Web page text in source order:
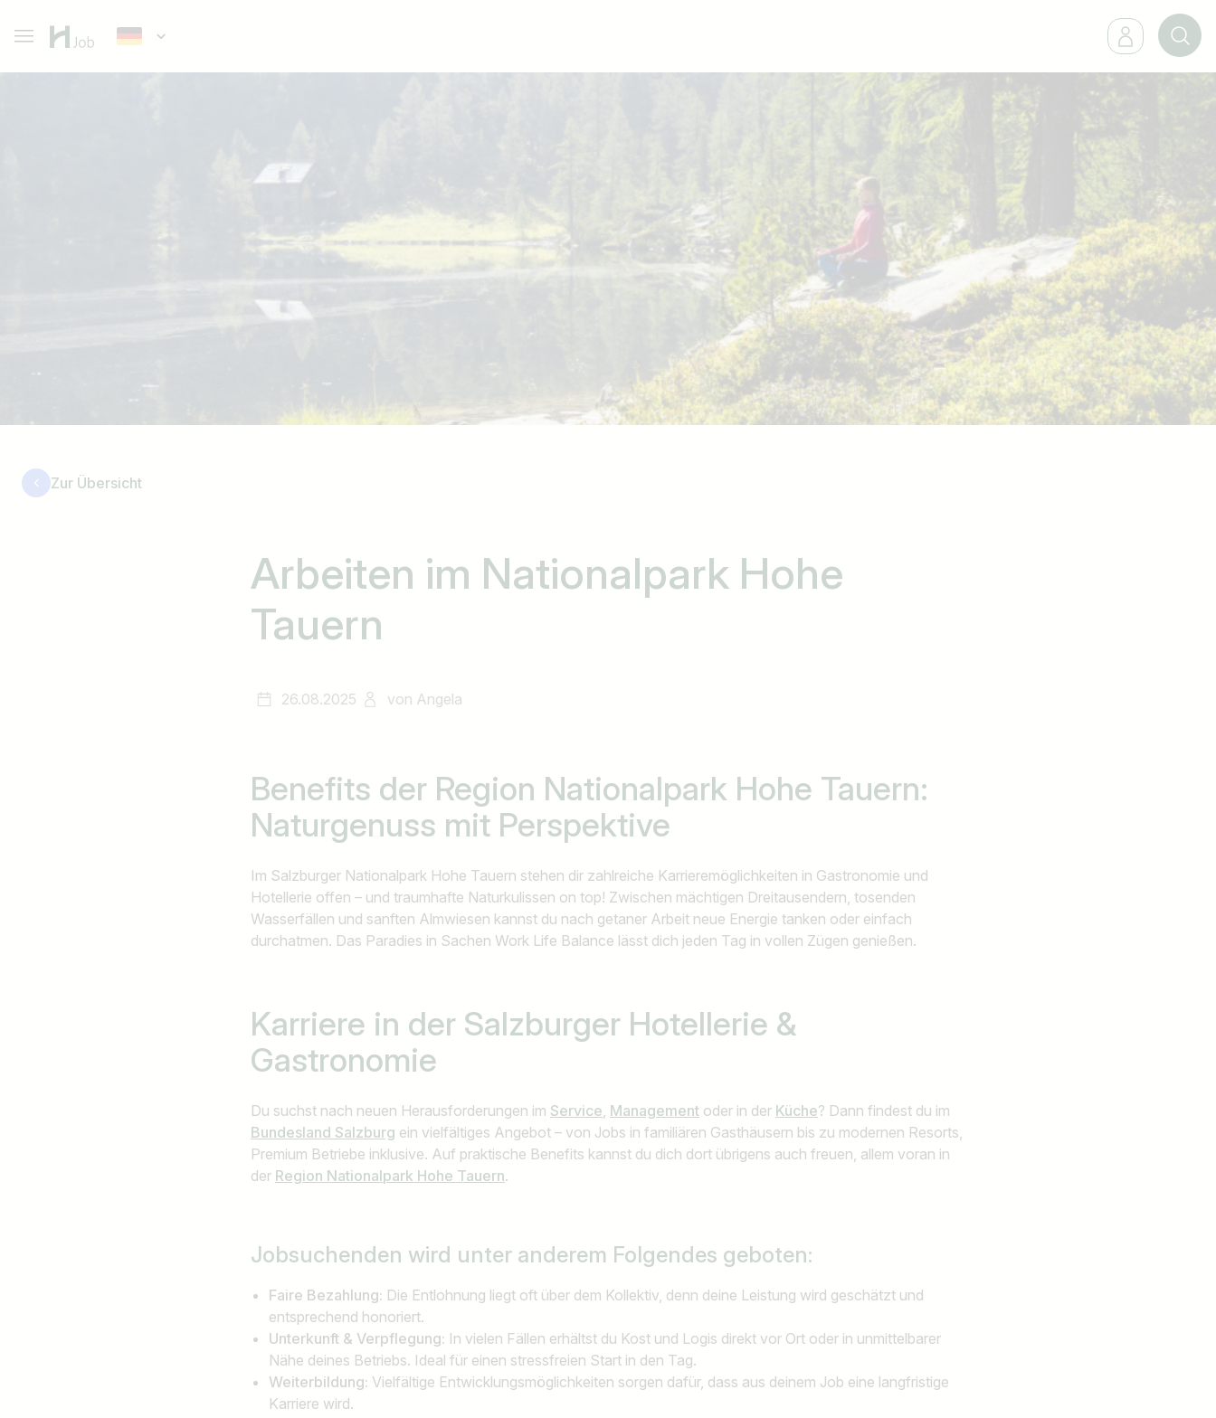
Zur Übersicht
Arbeiten im Nationalpark Hohe
Tauern
26.08.2025 von Angela
Benefits der Region Nationalpark Hohe Tauern:
Naturgenuss mit Perspektive
Im Salzburger Nationalpark Hohe Tauern stehen dir zahlreiche Karrieremöglichkeiten in Gastronomie und
Hotellerie offen – und traumhafte Naturkulissen on top! Zwischen mächtigen Dreitausendern, tosenden
Wasserfällen und sanften Almwiesen kannst du nach getaner Arbeit neue Energie tanken oder einfach
durchatmen. Das Paradies in Sachen Work Life Balance lässt dich jeden Tag in vollen Zügen genießen.
Karriere in der Salzburger Hotellerie &
Gastronomie
Du suchst nach neuen Herausforderungen im Service, Management oder in der Küche? Dann findest du im
Bundesland Salzburg ein vielfältiges Angebot – von Jobs in familiären Gasthäusern bis zu modernen Resorts,
Premium Betriebe inklusive. Auf praktische Benefits kannst du dich dort übrigens auch freuen, allem voran in
der Region Nationalpark Hohe Tauern.
Jobsuchenden wird unter anderem Folgendes geboten:
Faire Bezahlung: Die Entlohnung liegt oft über dem Kollektiv, denn deine Leistung wird geschätzt und
entsprechend honoriert.
Unterkunft & Verpflegung: In vielen Fällen erhältst du Kost und Logis direkt vor Ort oder in unmittelbarer
Nähe deines Betriebs. Ideal für einen stressfreien Start in den Tag.
Weiterbildung: Vielfältige Entwicklungsmöglichkeiten sorgen dafür, dass aus deinem Job eine langfristige
Karriere wird.